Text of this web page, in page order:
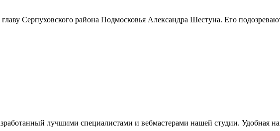
Серпуховского района Подмосковья Александра Шестуна. Его
лучшими специалистами и вебмастерами нашей студии. Удобная